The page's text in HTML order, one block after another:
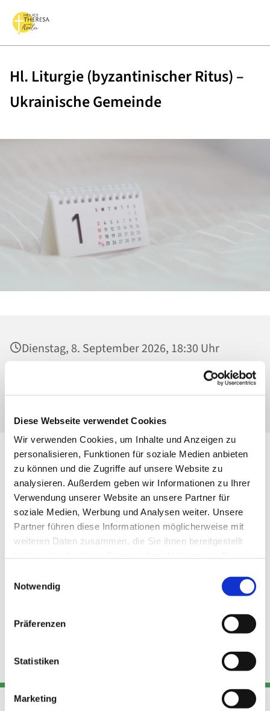
Diese Webseite verwendet Cookies
Wir verwenden Cookies, um Inhalte und Anzeigen zu
personalisieren, Funktionen für soziale Medien anbieten
zu können und die Zugriffe auf unsere Website zu
analysieren. Außerdem geben wir Informationen zu Ihrer
Verwendung unserer Website an unsere Partner für
soziale Medien, Werbung und Analysen weiter. Unsere
Partner führen diese Informationen möglicherweise mit
weiteren Daten zusammen, die Sie ihnen bereitgestellt
Notwendig
Präferenzen
Statistiken
Marketing
Hl. Liturgie (byzantinischer Ritus) –
Ukrainische Gemeinde
Dienstag, 8. September 2026, 18:30 Uhr
Heilig Kreuz, Kirche, Malchower Weg 22-24,
13053 Berlin